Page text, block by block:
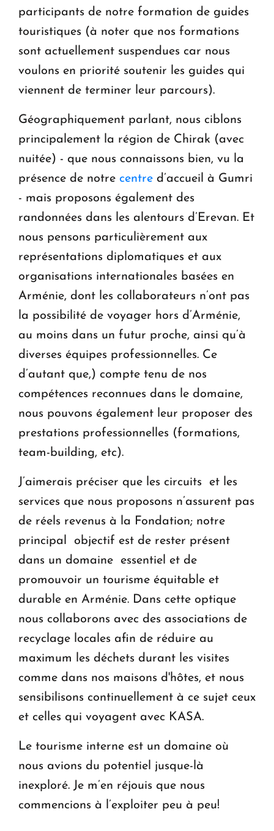
participants de notre formation de guides
touristiques (à noter que nos formations
sont actuellement suspendues car nous
voulons en priorité soutenir les guides qui
viennent de terminer leur parcours).
Géographiquement parlant, nous ciblons
principalement la région de Chirak (avec
nuitée) - que nous connaissons bien, vu la
présence de notre centre d’accueil à Gumri
- mais proposons également des
randonnées dans les alentours d’Erevan. Et
nous pensons particulièrement aux
représentations diplomatiques et aux
organisations internationales basées en
Arménie, dont les collaborateurs n’ont pas
la possibilité de voyager hors d’Arménie,
au moins dans un futur proche, ainsi qu’à
diverses équipes professionnelles. Ce
d’autant que,) compte tenu de nos
compétences reconnues dans le domaine,
nous pouvons également leur proposer des
prestations professionnelles (formations,
team-building, etc).
J’aimerais préciser que les circuits et les
services que nous proposons n’assurent pas
de réels revenus à la Fondation; notre
principal objectif est de rester présent
dans un domaine essentiel et de
promouvoir un tourisme équitable et
durable en Arménie. Dans cette optique
nous collaborons avec des associations de
recyclage locales afin de réduire au
maximum les déchets durant les visites
comme dans nos maisons d'hôtes, et nous
sensibilisons continuellement à ce sujet ceux
et celles qui voyagent avec KASA.
Le tourisme interne est un domaine où
nous avions du potentiel jusque-là
inexploré. Je m’en réjouis que nous
commencions à l’exploiter peu à peu!